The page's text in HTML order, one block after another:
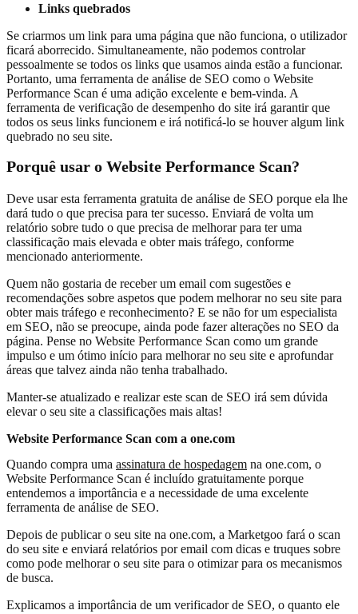
Links quebrados
Se criarmos um link para uma página que não funciona, o utilizador
ficará aborrecido. Simultaneamente, não podemos controlar
pessoalmente se todos os links que usamos ainda estão a funcionar.
Portanto, uma ferramenta de análise de SEO como o Website
Performance Scan é uma adição excelente e bem-vinda. A
ferramenta de verificação de desempenho do site irá garantir que
todos os seus links funcionem e irá notificá-lo se houver algum link
quebrado no seu site.
Porquê usar o Website Performance Scan?
Deve usar esta ferramenta gratuita de análise de SEO porque ela lhe
dará tudo o que precisa para ter sucesso. Enviará de volta um
relatório sobre tudo o que precisa de melhorar para ter uma
classificação mais elevada e obter mais tráfego, conforme
mencionado anteriormente.
Quem não gostaria de receber um email com sugestões e
recomendações sobre aspetos que podem melhorar no seu site para
obter mais tráfego e reconhecimento? E se não for um especialista
em SEO, não se preocupe, ainda pode fazer alterações no SEO da
página. Pense no Website Performance Scan como um grande
impulso e um ótimo início para melhorar no seu site e aprofundar
áreas que talvez ainda não tenha trabalhado.
Manter-se atualizado e realizar este scan de SEO irá sem dúvida
elevar o seu site a classificações mais altas!
Website Performance Scan com a one.com
Quando compra uma assinatura de hospedagem na one.com, o
Website Performance Scan é incluído gratuitamente porque
entendemos a importância e a necessidade de uma excelente
ferramenta de análise de SEO.
Depois de publicar o seu site na one.com, a Marketgoo fará o scan
do seu site e enviará relatórios por email com dicas e truques sobre
como pode melhorar o seu site para o otimizar para os mecanismos
de busca.
Explicamos a importância de um verificador de SEO, o quanto ele